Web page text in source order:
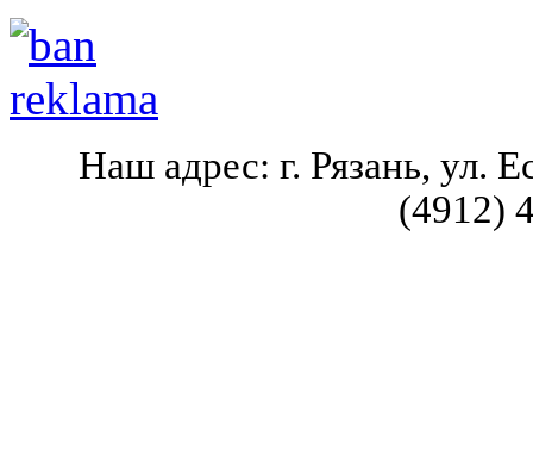
Наш адрес: г. Рязань, ул.
(4912)